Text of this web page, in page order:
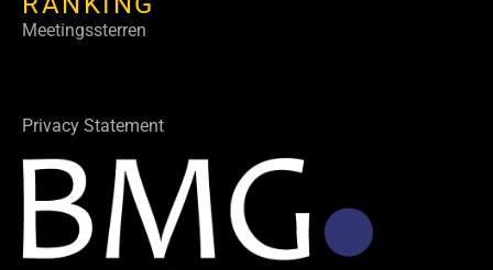
Meetingssterren
Privacy Statement